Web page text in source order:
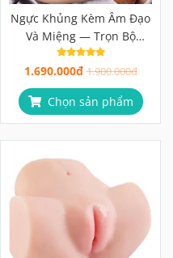
Ngực Khủng Kèm Âm Đạo
Và Miệng — Trọn Bộ
Trong Một Sản Phẩm
1.690.000đ 1.900.000đ
Chọn sản phẩm